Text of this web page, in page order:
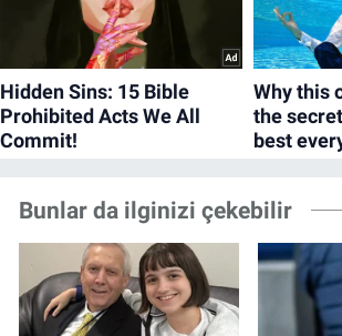
Bunlar da ilginizi çekebilir